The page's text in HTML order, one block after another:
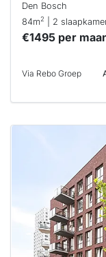
Den Bosch
84m2 | 2
€1495 per
Via Rebo Groep
waarschijnlijk
al verhuurd
Om kans te
maken moet je
binnen 15
minuten
reageren.
Stekkies helpt
je hierbij!